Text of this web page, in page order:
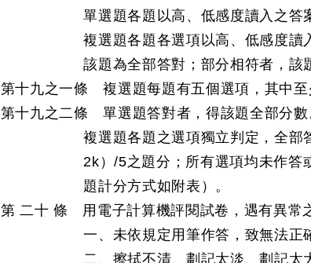
單選題各題以高、低感度讀入之答
複選題各題各選項以高、低感度讀
該題為全部答對；部分相符者，該
第十九之一條 複選題每題有五個選項，其中至
第十九之二條 單選題答對者，得該題全部分數
複選題各題之選項獨立判定，全
2k）/5之題分；所有選項均未作答
題計分方式如附表）。
第 二十 條 用電子計算機評閱試卷，遇有異常
一、未依規定用筆作答，致無法正
二、擦拭不清、劃記太淡、劃記太